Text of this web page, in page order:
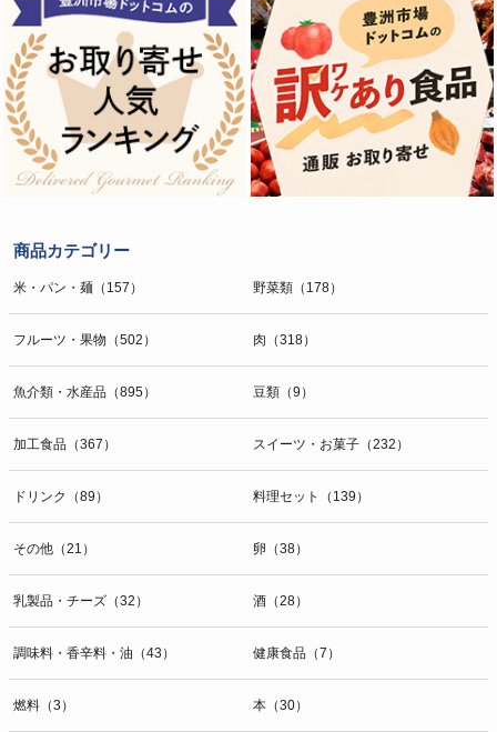
商品カテゴリー
米・パン・麺（157） 野菜類（178）
フルーツ・果物（502） 肉（318）
魚介類・水産品（895） 豆類（9）
加工食品（367） スイーツ・お菓子（232）
ドリンク（89） 料理セット（139）
その他（21） 卵（38）
乳製品・チーズ（32） 酒（28）
調味料・香辛料・油（43） 健康食品（7）
燃料（3） 本（30）